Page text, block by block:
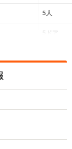
高
5人
5ドア
全高